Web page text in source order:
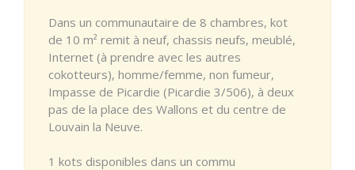
Dans un communautaire de 8 chambres, kot
de 10 m² remit à neuf, chassis neufs, meublé,
Internet (à prendre avec les autres
cokotteurs), homme/femme, non fumeur,
Impasse de Picardie (Picardie 3/506), à deux
pas de la place des Wallons et du centre de
Louvain la Neuve.
1 kots disponibles dans un commu